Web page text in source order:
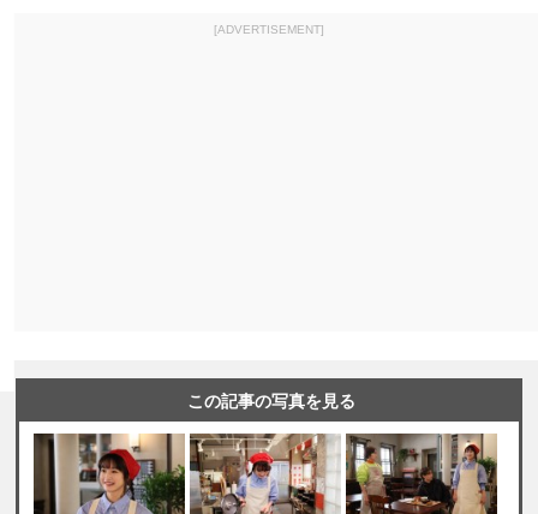
[ADVERTISEMENT]
この記事の写真を見る